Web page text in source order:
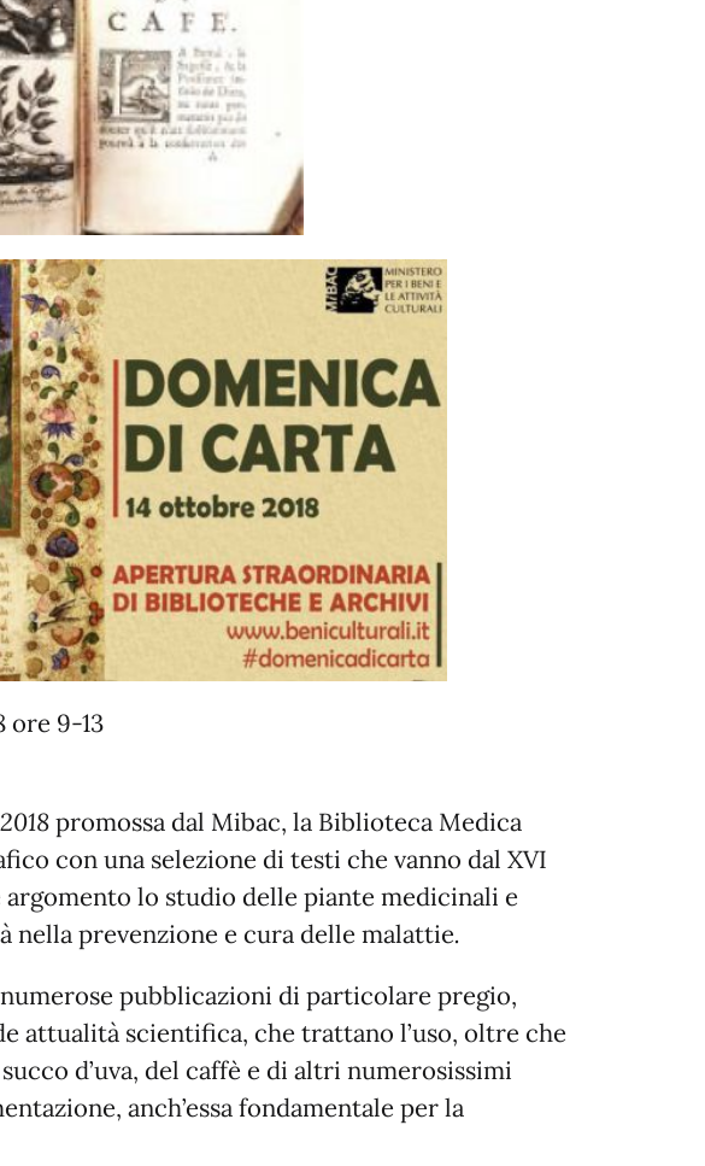
ore 9-13
promossa dal Mibac, la Biblioteca Medica
con una selezione di testi che vanno dal XVI
lo studio delle piante medicinali e
nella prevenzione e cura delle malattie.
pubblicazioni di particolare pregio,
attualità scientifica, che trattano l’uso, oltre che
d’uva, del caffè e di altri numerosissimi
anch’essa fondamentale per la